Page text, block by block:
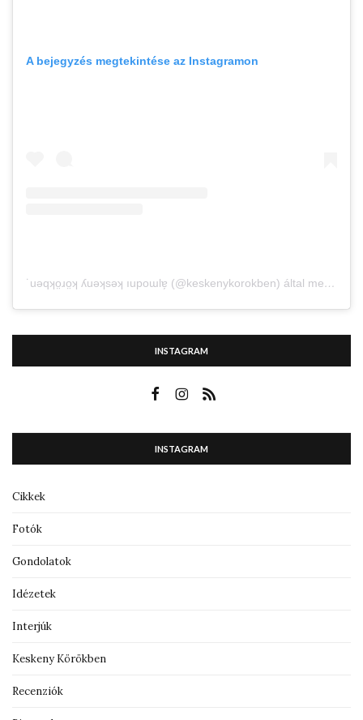
A bejegyzés megtekintése az Instagramon
˙uǝqʞo̤ɹo̤ʞ ʎuǝʞsǝʞ ıupoɯlɐ̗ (@keskenykorokben) által megosztott bejegyzés
INSTAGRAM
INSTAGRAM
Cikkek
Fotók
Gondolatok
Idézetek
Interjúk
Keskeny Körökben
Recenziók